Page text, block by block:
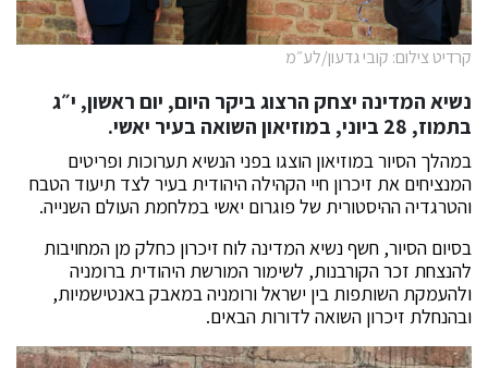
קרדיט צילום: קובי גדעון/לע״מ
נשיא המדינה יצחק הרצוג ביקר היום, יום ראשון, י״ג
בתמוז, 28 ביוני, במוזיאון השואה בעיר יאשי.
במהלך הסיור במוזיאון הוצגו בפני הנשיא תערוכות ופריטים
המנציחים את זיכרון חיי הקהילה היהודית בעיר לצד תיעוד הטבח
והטרגדיה ההיסטורית של פוגרום יאשי במלחמת העולם השנייה.
בסיום הסיור, חשף נשיא המדינה לוח זיכרון כחלק מן המחויבות
להנצחת זכר הקורבנות, לשימור המורשת היהודית ברומניה
ולהעמקת השותפות בין ישראל ורומניה במאבק באנטישמיות,
ובהנחלת זיכרון השואה לדורות הבאים.